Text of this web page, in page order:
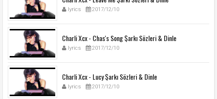
lyrics 2017/12/10
Charli Xcx - Chas's Song Şarkı Sözleri & Dinle
lyrics 2017/12/10
Charli Xcx - Lucy Şarkı Sözleri & Dinle
lyrics 2017/12/10